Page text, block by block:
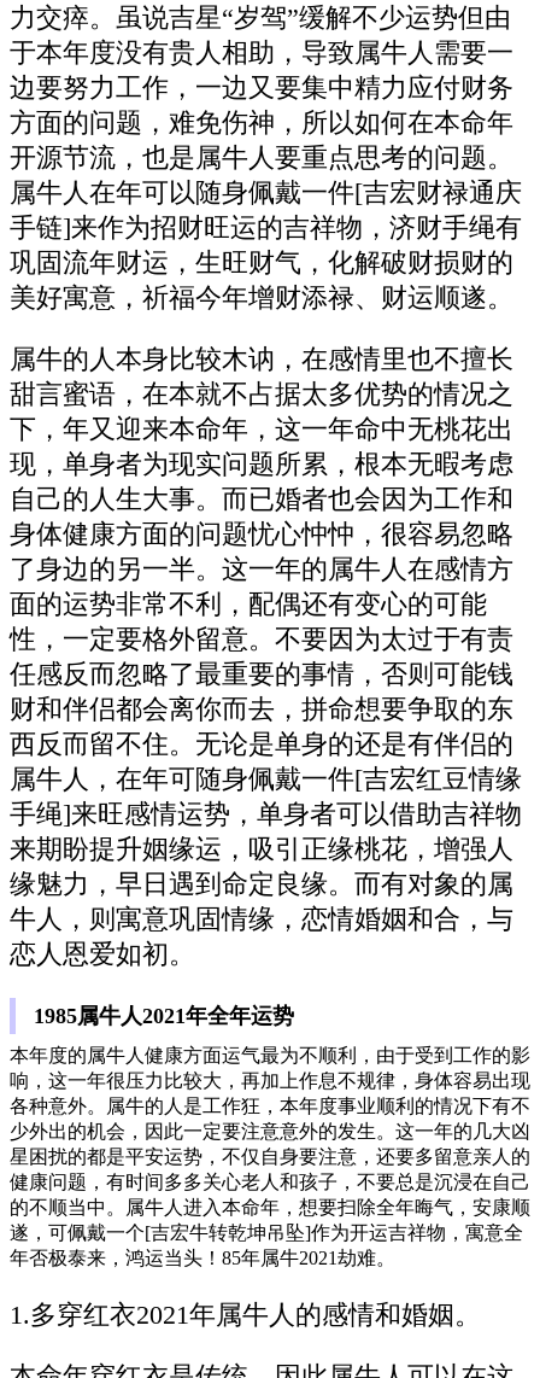
力交瘁。虽说吉星“岁驾”缓解不少运势但由
于本年度没有贵人相助，导致属牛人需要一
边要努力工作，一边又要集中精力应付财务
方面的问题，难免伤神，所以如何在本命年
开源节流，也是属牛人要重点思考的问题。
属牛人在年可以随身佩戴一件[吉宏财禄通庆
手链]来作为招财旺运的吉祥物，济财手绳有
巩固流年财运，生旺财气，化解破财损财的
美好寓意，祈福今年增财添禄、财运顺遂。
属牛的人本身比较木讷，在感情里也不擅长
甜言蜜语，在本就不占据太多优势的情况之
下，年又迎来本命年，这一年命中无桃花出
现，单身者为现实问题所累，根本无暇考虑
自己的人生大事。而已婚者也会因为工作和
身体健康方面的问题忧心忡忡，很容易忽略
了身边的另一半。这一年的属牛人在感情方
面的运势非常不利，配偶还有变心的可能
性，一定要格外留意。不要因为太过于有责
任感反而忽略了最重要的事情，否则可能钱
财和伴侣都会离你而去，拼命想要争取的东
西反而留不住。无论是单身的还是有伴侣的
属牛人，在年可随身佩戴一件[吉宏红豆情缘
手绳]来旺感情运势，单身者可以借助吉祥物
来期盼提升姻缘运，吸引正缘桃花，增强人
缘魅力，早日遇到命定良缘。而有对象的属
牛人，则寓意巩固情缘，恋情婚姻和合，与
恋人恩爱如初。
1985属牛人2021年全年运势
本年度的属牛人健康方面运气最为不顺利，由于受到工作的影
响，这一年很压力比较大，再加上作息不规律，身体容易出现
各种意外。属牛的人是工作狂，本年度事业顺利的情况下有不
少外出的机会，因此一定要注意意外的发生。这一年的几大凶
星困扰的都是平安运势，不仅自身要注意，还要多留意亲人的
健康问题，有时间多多关心老人和孩子，不要总是沉浸在自己
的不顺当中。属牛人进入本命年，想要扫除全年晦气，安康顺
遂，可佩戴一个[吉宏牛转乾坤吊坠]作为开运吉祥物，寓意全
年否极泰来，鸿运当头！85年属牛2021劫难。
1.多穿红衣2021年属牛人的感情和婚姻。